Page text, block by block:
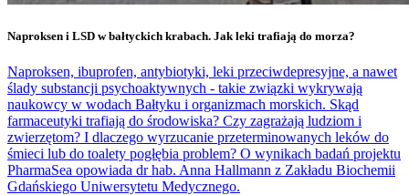
Naproksen i LSD w bałtyckich krabach. Jak leki trafiają do morza?
Naproksen, ibuprofen, antybiotyki, leki przeciwdepresyjne, a nawet
ślady substancji psychoaktywnych - takie związki wykrywają
naukowcy w wodach Bałtyku i organizmach morskich. Skąd
farmaceutyki trafiają do środowiska? Czy zagrażają ludziom i
zwierzętom? I dlaczego wyrzucanie przeterminowanych leków do
śmieci lub do toalety pogłębia problem? O wynikach badań projektu
PharmaSea opowiada dr hab. Anna Hallmann z Zakładu Biochemii
Gdańskiego Uniwersytetu Medycznego.